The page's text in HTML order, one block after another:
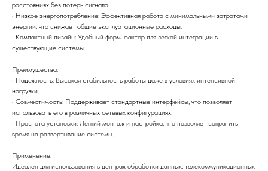
расстояниях без потерь сигнала.
• Низкое энергопотребление: Эффективная работа с минимальными затратами
энергии, что снижает общие эксплуатационные расходы.
• Компактный дизайн: Удобный форм-фактор для легкой интеграции в
существующие системы.
Преимущества:
• Надежность: Высокая стабильность работы даже в условиях интенсивной
нагрузки.
• Совместимость: Поддерживает стандартные интерфейсы, что позволяет
использовать его в различных сетевых конфигурациях.
• Простота установки: Легкий монтаж и настройка, что позволяет сократить
время на развертывание системы.
Применение:
Идеален для использования в центрах обработки данных, телекоммуникационных